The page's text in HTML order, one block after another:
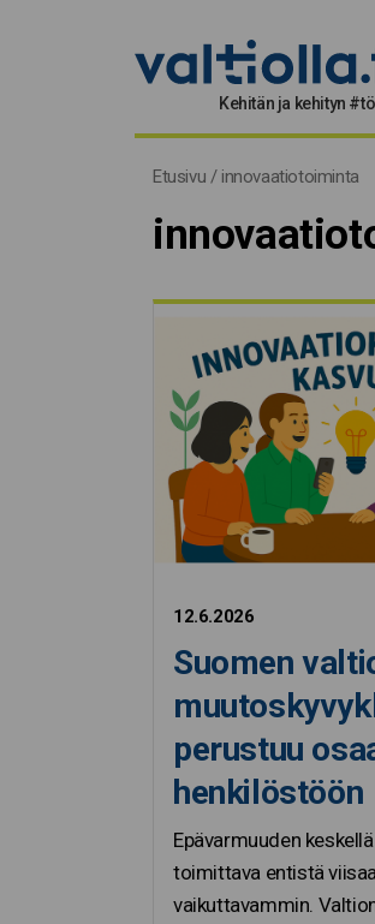
Kehitän ja kehityn
innovaatiotoiminta
Etusivu / innovaatiotoiminta
12.6.2026
Suomen
perustuu
henkilöstöön
Epävarmuuden
toimittava entistä
vaikuttavammin.